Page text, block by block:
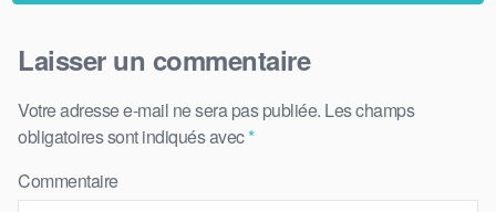
Laisser un commentaire
Votre adresse e-mail ne sera pas publiée. Les champs
obligatoires sont indiqués avec*
Commentaire